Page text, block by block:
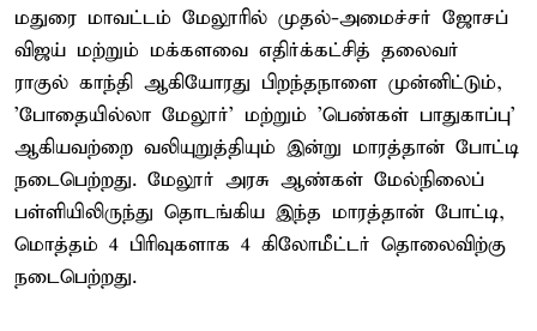
மதுரை மாவட்டம் மேலூரில் முதல்-அமைச்சர் ஜோசப்
விஜய் மற்றும் மக்களவை எதிர்க்கட்சித் தலைவர்
ராகுல் காந்தி ஆகியோரது பிறந்தநாளை முன்னிட்டும்,
'போதையில்லா மேலூர்' மற்றும் 'பெண்கள் பாதுகாப்பு'
ஆகியவற்றை வலியுறுத்தியும் இன்று மாரத்தான் போட்டி
நடைபெற்றது. மேலூர் அரசு ஆண்கள் மேல்நிலைப்
பள்ளியிலிருந்து தொடங்கிய இந்த மாரத்தான் போட்டி,
மொத்தம் 4 பிரிவுகளாக 4 கிலோமீட்டர் தொலைவிற்கு
நடைபெற்றது.